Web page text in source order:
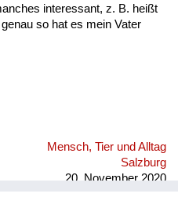
interessant, z. B. heißt
so hat es mein Vater
Mensch, Tier und Alltag
Salzburg
20. November 2020